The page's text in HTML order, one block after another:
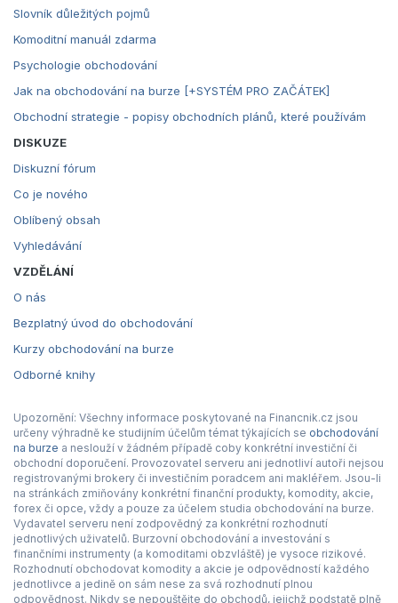
Slovník důležitých pojmů
Komoditní manuál zdarma
Psychologie obchodování
Jak na obchodování na burze [+SYSTÉM PRO ZAČÁTEK]
Obchodní strategie - popisy obchodních plánů, které používám
DISKUZE
Diskuzní fórum
Co je nového
Oblíbený obsah
Vyhledávání
VZDĚLÁNÍ
O nás
Bezplatný úvod do obchodování
Kurzy obchodování na burze
Odborné knihy
Upozornění: Všechny informace poskytované na Financnik.cz jsou
určeny výhradně ke studijním účelům témat týkajících se obchodování
na burze a neslouží v žádném případě coby konkrétní investiční či
obchodní doporučení. Provozovatel serveru ani jednotliví autoři nejsou
registrovanými brokery či investičním poradcem ani makléřem. Jsou-li
na stránkách zmiňovány konkrétní finanční produkty, komodity, akcie,
forex či opce, vždy a pouze za účelem studia obchodování na burze.
Vydavatel serveru není zodpovědný za konkrétní rozhodnutí
jednotlivých uživatelů. Burzovní obchodování a investování s
finančními instrumenty (a komoditami obzvláště) je vysoce rizikové.
Rozhodnutí obchodovat komodity a akcie je odpovědností každého
jednotlivce a jedině on sám nese za svá rozhodnutí plnou
odpovědnost. Nikdy se nepouštějte do obchodů, jejichž podstatě plně